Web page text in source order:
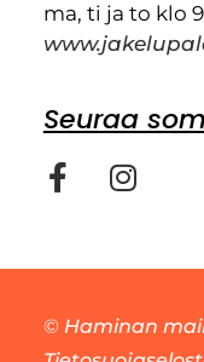
ma, ti ja to klo
Seuraa
© Haminan